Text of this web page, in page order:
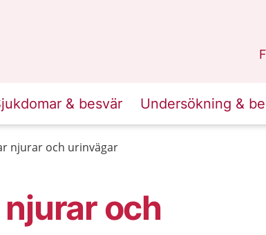
& besvär Undersökning &
njurar och urinvägar
och